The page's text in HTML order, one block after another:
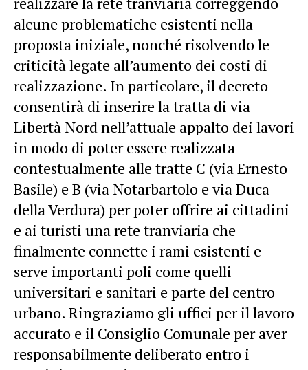
alcune problematiche esistenti nella
proposta iniziale, nonché risolvendo le
criticità legate all’aumento dei costi di
realizzazione. In particolare, il decreto
consentirà di inserire la tratta di via
Libertà Nord nell’attuale appalto dei lavori
in modo di poter essere realizzata
contestualmente alle tratte C (via Ernesto
Basile) e B (via Notarbartolo e via Duca
della Verdura) per poter offrire ai cittadini
e ai turisti una rete tranviaria che
finalmente connette i rami esistenti e
serve importanti poli come quelli
universitari e sanitari e parte del centro
urbano. Ringraziamo gli uffici per il lavoro
accurato e il Consiglio Comunale per aver
responsabilmente deliberato entro i